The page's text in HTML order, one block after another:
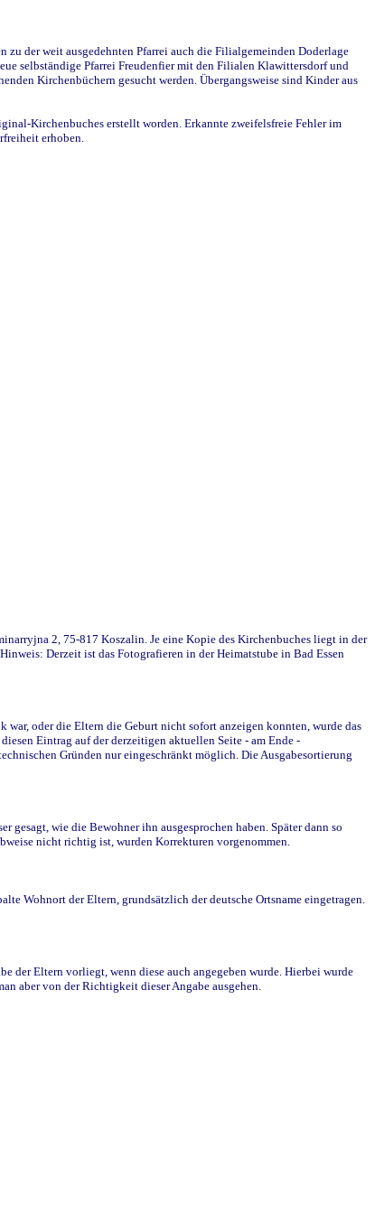
der weit ausgedehnten Pfarrei auch die Filialgemeinden Doderlage
selbständige Pfarrei Freudenfier mit den Filialen Klawittersdorf und
Kirchenbüchern gesucht werden. Übergangsweise sind Kinder aus
Kirchenbuches erstellt worden. Erkannte zweifelsfreie Fehler im
erhoben.
2, 75-817 Koszalin. Je eine Kopie des Kirchenbuches liegt in der
Derzeit ist das Fotografieren in der Heimatstube in Bad Essen
oder die Eltern die Geburt nicht sofort anzeigen konnten, wurde das
Eintrag auf der derzeitigen aktuellen Seite - am Ende -
Gründen nur eingeschränkt möglich. Die Ausgabesortierung
gesagt, wie die Bewohner ihn ausgesprochen haben. Später dann so
nicht richtig ist, wurden Korrekturen vorgenommen.
Wohnort der Eltern, grundsätzlich der deutsche Ortsname eingetragen.
der Eltern vorliegt, wenn diese auch angegeben wurde. Hierbei wurde
aber von der Richtigkeit dieser Angabe ausgehen.